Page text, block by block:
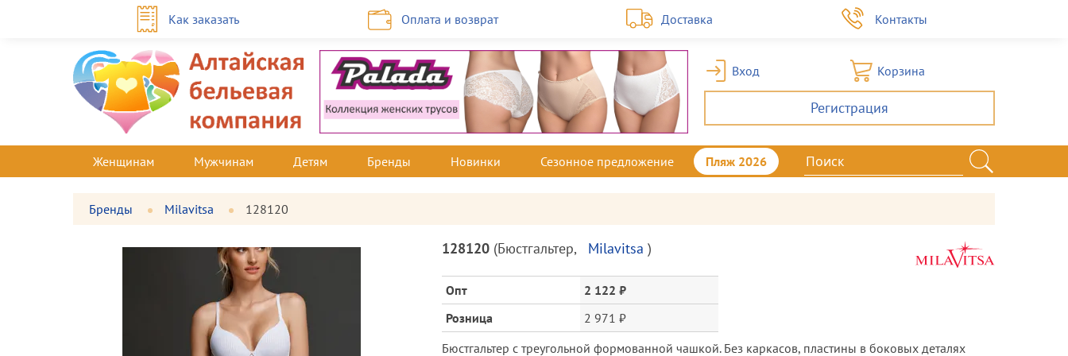
Как заказать Оплата и возврат Доставка Контакты
Вход Корзина
Регистрация
Женщинам Мужчинам Детям Бренды Новинки Сезонное предложение Пляж 2026
Бренды Milavitsa 128120
Фотографии
товара
Большая
Описание
товара
и
цена
128120 (Бюстгальтер, Milavitsa )
Опт
2 122 ₽
Розница
2 971 ₽
Бюстгальтер с треугольной формованной чашкой. Без каркасов, пластины в боковых деталях